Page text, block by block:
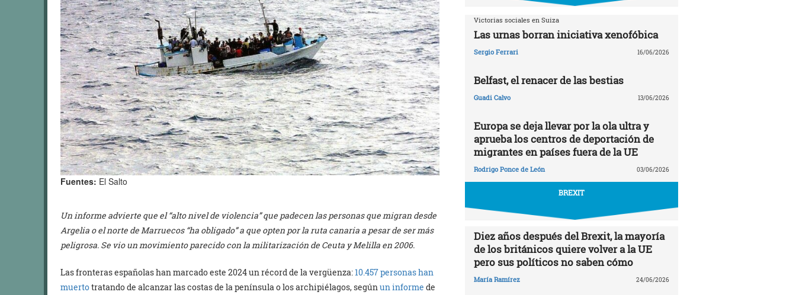
Fuentes: El Salto
Un informe advierte que el “alto nivel de violencia” que padecen las personas que migran desde
Argelia o el norte de Marruecos “ha obligado” a que opten por la ruta canaria a pesar de ser más
peligrosa. Se vio un movimiento parecido con la militarización de Ceuta y Melilla en 2006.
Las fronteras españolas han marcado este 2024 un récord de la vergüenza:10.457 personas han
muertotratando de alcanzar las costas de la península o los archipiélagos, segúnun informe de
Victorias sociales en Suiza
Las urnas borran iniciativa xenofóbica
Sergio Ferrari 16/06/2026
Belfast, el renacer de las bestias
Guadi Calvo 13/06/2026
Europa se deja llevar por la ola ultra y
aprueba los centros de deportación de
migrantes en países fuera de la UE
Rodrigo Ponce de León 03/06/2026
BREXIT
Diez años después del Brexit, la mayoría
de los británicos quiere volver a la UE
pero sus políticos no saben cómo
María Ramírez 24/06/2026